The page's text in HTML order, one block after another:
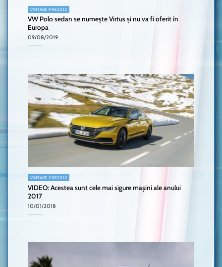
VINTAGE-PRE2022
VW Polo sedan se numește Virtus și nu va fi oferit în
Europa
09/08/2019
VINTAGE-PRE2022
VIDEO: Acestea sunt cele mai sigure mașini ale anului
2017
10/01/2018